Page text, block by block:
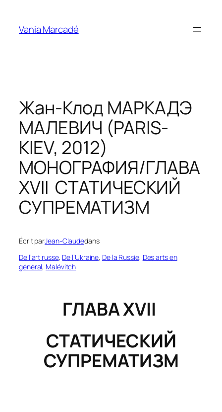
contenu
Vania Marcadé
Жан-Клод МАРКАДЭ
МАЛЕВИЧ (PARIS-
KIEV, 2012)
МОНОГРАФИЯ/ГЛАВА
XVII СТАТИЧЕСКИЙ
СУПРЕМАТИЗМ
Écrit parJean-Claudedans
De l’art russe, De l’Ukraine, De la Russie, Des arts en
général, Malévitch
ГЛАВА XVII
СТАТИЧЕСКИЙ
СУПРЕМАТИЗМ